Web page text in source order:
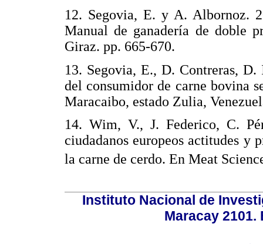
12. Segovia, E. y A. Albornoz.
Manual de ganadería de doble
Giraz. pp. 665-670.
13. Segovia, E., D. Contreras,
del consumidor de carne bovina
Maracaibo, estado Zulia,
14. Wim, V., J. Federico, C.
ciudadanos europeos actitudes y
la carne de cerdo. En Meat
Instituto Nacional de
Maracay 2101.